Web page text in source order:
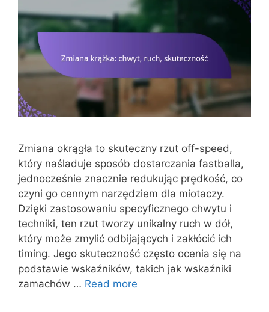
Zmiana okrągła to skuteczny rzut off-speed,
który naśladuje sposób dostarczania fastballa,
jednocześnie znacznie redukując prędkość, co
czyni go cennym narzędziem dla miotaczy.
Dzięki zastosowaniu specyficznego chwytu i
techniki, ten rzut tworzy unikalny ruch w dół,
który może zmylić odbijających i zakłócić ich
timing. Jego skuteczność często ocenia się na
podstawie wskaźników, takich jak wskaźniki
zamachów … Read more